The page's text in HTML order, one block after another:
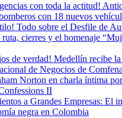
con toda la actitud!
con 18 nuevos
Todo sobre el Desfile de
cierres y el homenaje
de verdad! Medellín recibe la
de Negocios de
Norton en charla íntima
II
a Grandes Empresas: El
negra en Colombia